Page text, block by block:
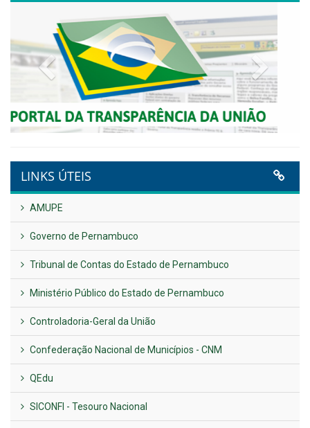
NOTA DE PESAR E LUTO OFICIAL
Publicado em: 9 de junho de 2026
Plano Diretor – 2026
Publicado em: 14 de maio de 2026
VER TODAS NOTÍCIAS
UTILIDADE PÚBLICA
Previous
LINKS ÚTEIS